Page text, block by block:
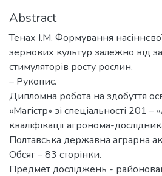
Abstract
Тенах І.М. Формування
зернових культур залежно від
стимуляторів росту рослин.
– Рукопис.
Дипломна робота на здобуття
«Магістр» зі спеціальності 201 –
кваліфікації агронома-
Полтавська державна аграрна
Обсяг – 83 сторінки.
Предмет досліджень -